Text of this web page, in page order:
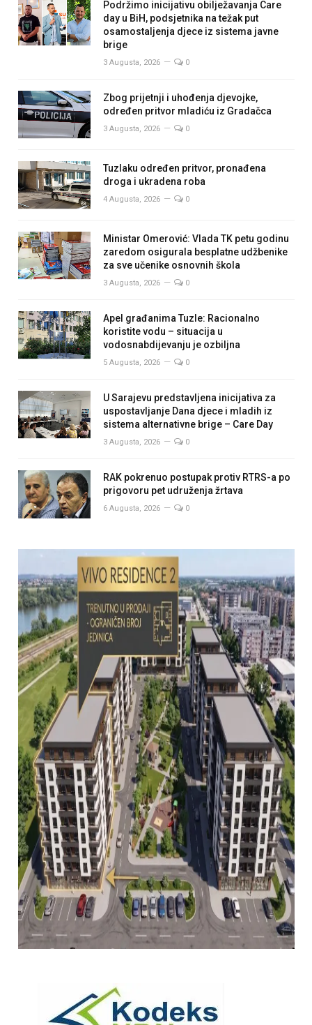
Podržimo inicijativu obilježavanja Care
day u BiH, podsjetnika na težak put
osamostaljenja djece iz sistema javne
brige
3 Augusta, 2026 0
Zbog prijetnji i uhođenja djevojke,
određen pritvor mladiću iz Gradačca
3 Augusta, 2026 0
Tuzlaku određen pritvor, pronađena
droga i ukradena roba
4 Augusta, 2026 0
Ministar Omerović: Vlada TK petu godinu
zaredom osigurala besplatne udžbenike
za sve učenike osnovnih škola
3 Augusta, 2026 0
Apel građanima Tuzle: Racionalno
koristite vodu – situacija u
vodosnabdijevanju je ozbiljna
5 Augusta, 2026 0
U Sarajevu predstavljena inicijativa za
uspostavljanje Dana djece i mladih iz
sistema alternativne brige – Care Day
3 Augusta, 2026 0
RAK pokrenuo postupak protiv RTRS-a po
prigovoru pet udruženja žrtava
6 Augusta, 2026 0